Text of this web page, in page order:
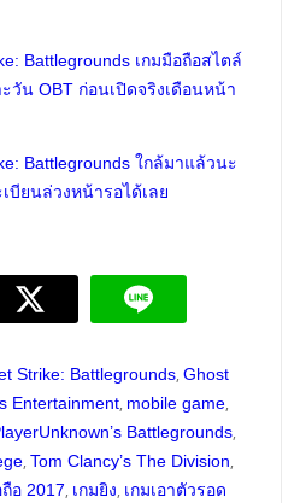
Battlegrounds เกมมือถือสไตล์
ะวัน OBT ก่อนเปิดจริงเดือนหน้า
Battlegrounds ใกล้มาแล้วนะ
บียนล่วงหน้ารอได้เลย
Strike: Battlegrounds, Ghost
Entertainment, mobile game,
Battlegrounds,
, Tom Clancy’s The Division,
อ 2017, เกมยิง, เกมเอาตัวรอด